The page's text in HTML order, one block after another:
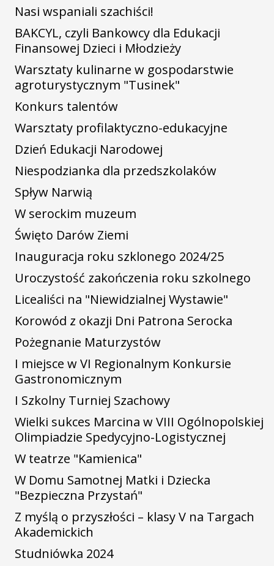
Nasi wspaniali szachiści!
BAKCYL, czyli Bankowcy dla Edukacji
Finansowej Dzieci i Młodzieży
Warsztaty kulinarne w gospodarstwie
agroturystycznym "Tusinek"
Konkurs talentów
Warsztaty profilaktyczno-edukacyjne
Dzień Edukacji Narodowej
Niespodzianka dla przedszkolaków
Spływ Narwią
W serockim muzeum
Święto Darów Ziemi
Inauguracja roku szklonego 2024/25
Uroczystość zakończenia roku szkolnego
Licealiści na "Niewidzialnej Wystawie"
Korowód z okazji Dni Patrona Serocka
Pożegnanie Maturzystów
I miejsce w VI Regionalnym Konkursie
Gastronomicznym
I Szkolny Turniej Szachowy
Wielki sukces Marcina w VIII Ogólnopolskiej
Olimpiadzie Spedycyjno-Logistycznej
W teatrze "Kamienica"
W Domu Samotnej Matki i Dziecka
"Bezpieczna Przystań"
Z myślą o przyszłości – klasy V na Targach
Akademickich
Studniówka 2024